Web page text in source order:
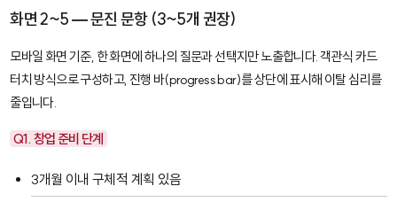
화면 2~5 — 문진 문항 (3~5개 권장)
모바일 화면 기준, 한 화면에 하나의 질문과 선택지만 노출합니다. 객관식 카드
터치 방식으로 구성하고, 진행 바(progress bar)를 상단에 표시해 이탈 심리를
줄입니다.
Q1. 창업 준비 단계
3개월 이내 구체적 계획 있음